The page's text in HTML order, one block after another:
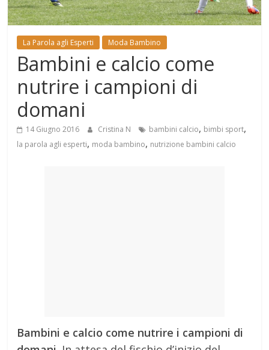
Mondo
La Parola agli Esperti Moda Bambino
Bambini e calcio come
nutrire i campioni di
domani
14 Giugno 2016 Cristina N bambini calcio, bimbi sport,
la parola agli esperti, moda bambino, nutrizione bambini calcio
Bambini e calcio come nutrire i campioni di